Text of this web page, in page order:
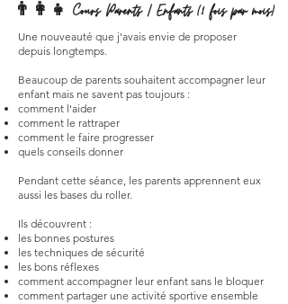
👨‍👩‍👧 Cours Parents / Enfants (1 fois par mois)
Une nouveauté que j'avais envie de proposer
depuis longtemps.
Beaucoup de parents souhaitent accompagner leur
enfant mais ne savent pas toujours :
comment l'aider
comment le rattraper
comment le faire progresser
quels conseils donner
Pendant cette séance, les parents apprennent eux
aussi les bases du roller.
Ils découvrent :
les bonnes postures
les techniques de sécurité
les bons réflexes
comment accompagner leur enfant sans le bloquer
comment partager une activité sportive ensemble